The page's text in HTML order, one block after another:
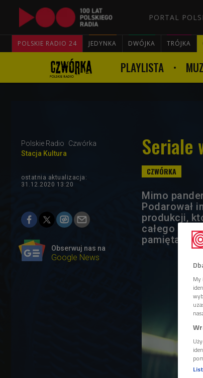
PORTAL
POLSKIE RADIO 24 JEDYNKA DWÓJKA TRÓJKA
PLAYLISTA
Polskie Radio
Czwórka
Stacja Kultura
Seriale
ostatnia aktualizacja:
31.12.2020 13:20
Obserwuj nas na
Google News
Mimo
Podarował
produkcji,
całego
pamiętać
My